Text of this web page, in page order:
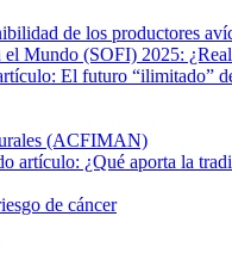
de los productores
Mundo (SOFI) 2025:
El futuro “ilimitado”
(ACFIMAN)
artículo: ¿Qué aporta la
de cáncer